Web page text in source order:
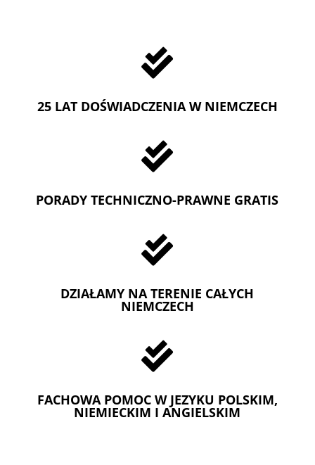

25 LAT DOŚWIADCZENIA W NIEMCZECH

PORADY TECHNICZNO-PRAWNE GRATIS

DZIAŁAMY NA TERENIE CAŁYCH
NIEMCZECH

FACHOWA POMOC W JEZYKU POLSKIM,
NIEMIECKIM I ANGIELSKIM